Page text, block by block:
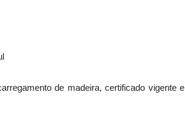
de madeira, certificado vigente e